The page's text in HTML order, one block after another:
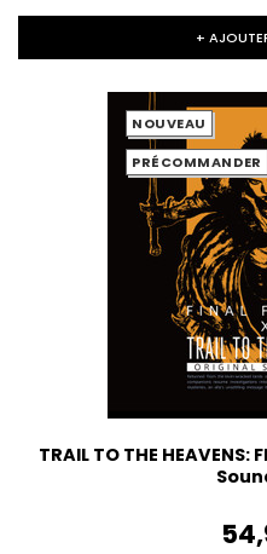
+
NOUVEAU
PRÉCOMMANDER
TRAIL TO THE HEAVENS: